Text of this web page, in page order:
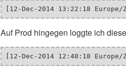
[12-Dec-2014 13:22:18
Auf Prod hingegen loggte ich
[12-Dec-2014 12:40:18